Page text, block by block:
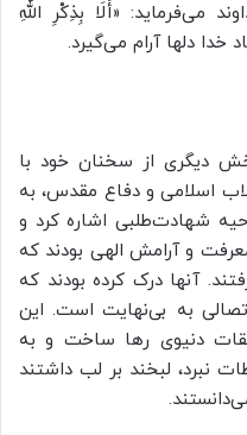
می‌فرماید: «أَلَا بِذِکْرِ اللَّهِ
خدا دلها آرام می‌گیرد.
دیگری از سخنان خود با
اسلامی و دفاع مقدس، به
شهادت‌طلبی اشاره کرد و
و آرامش الهی بودند که
آنها درک کرده بودند که
به بی‌نهایت است. این
دنیوی رها ساخت و به
نبرد، لبخند بر لب داشتند